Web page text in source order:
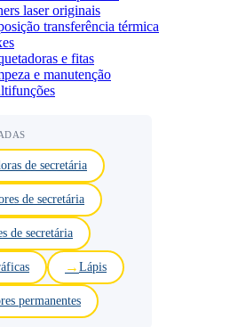
laser originais
transferência térmica
e fitas
e manutenção
de secretária
de secretária
de secretária
Lápis
permanentes